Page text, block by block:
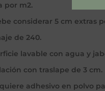
por m2.
considerar 5 cm extras
de 240.
lavable con agua y
con traslape de 3 cm.
adhesivo en polvo